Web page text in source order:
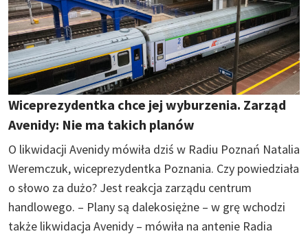
Wiceprezydentka chce jej wyburzenia. Zarząd
Avenidy: Nie ma takich planów
O likwidacji Avenidy mówiła dziś w Radiu Poznań Natalia
Weremczuk, wiceprezydentka Poznania. Czy powiedziała
o słowo za dużo? Jest reakcja zarządu centrum
handlowego. – Plany są dalekosiężne – w grę wchodzi
także likwidacja Avenidy – mówiła na antenie Radia